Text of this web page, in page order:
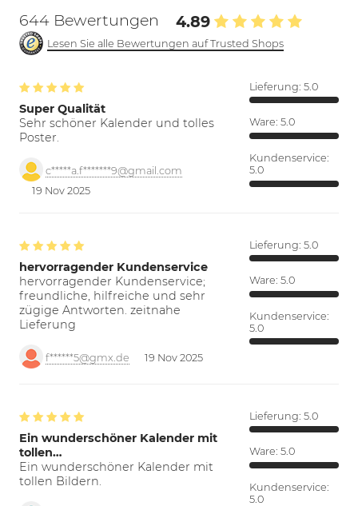
644 Bewertungen 4.89
Lesen Sie alle Bewertungen auf Trusted Shops
Super Qualität
Sehr schöner Kalender und tolles
Poster.
c*****a.f*******9@gmail.com
19 Nov 2025
Lieferung: 5.0
Ware: 5.0
Kundenservice:
5.0
hervorragender Kundenservice
hervorragender Kundenservice;
freundliche, hilfreiche und sehr
zügige Antworten. zeitnahe
Lieferung
f******5@gmx.de 19 Nov 2025
Lieferung: 5.0
Ware: 5.0
Kundenservice:
5.0
Ein wunderschöner Kalender mit
tollen…
Ein wunderschöner Kalender mit
tollen Bildern.
Lieferung: 5.0
Ware: 5.0
Kundenservice:
5.0